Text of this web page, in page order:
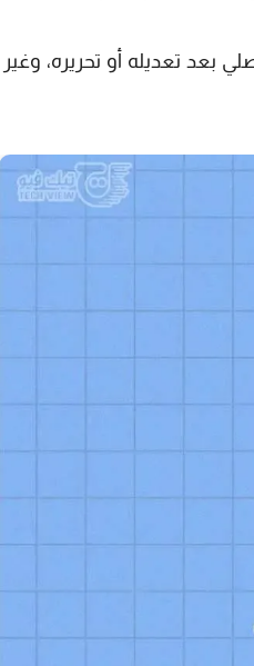
تعديله أو تحريره، وغير